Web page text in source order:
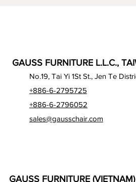
GAUSS FURNITURE L.L.C.,
No.19, Tai Yi 1St St., Jen Te
+886-6-2795725
+886-6-2796052
sales@gausschair.com
GAUSS FURNITURE